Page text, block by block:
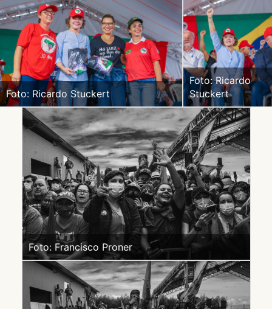
Foto: Ricardo Stuckert
Foto: Ricardo
Stuckert
Foto: Francisco Proner